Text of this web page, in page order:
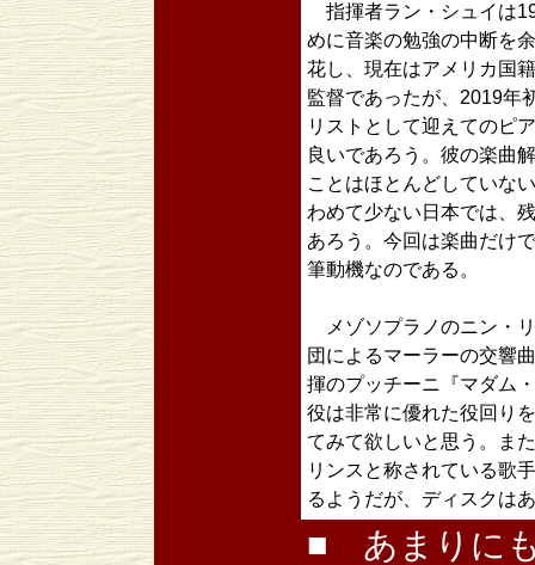
指揮者ラン・シュイは
めに音楽の勉強の中断を
花し、現在はアメリカ国
監督であったが、2019年
リストとして迎えてのピ
良いであろう。彼の楽曲
ことはほとんどしていな
わめて少ない日本では、
あろう。今回は楽曲だけ
筆動機なのである。
メゾソプラノのニン・
団によるマーラーの交響
揮のプッチーニ『マダム
役は非常に優れた役回り
てみて欲しいと思う。ま
リンスと称されている歌
るようだが、ディスクは
■ あまりにも